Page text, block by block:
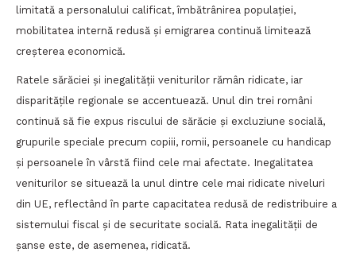
limitată a personalului calificat, îmbătrânirea populației,
mobilitatea internă redusă și emigrarea continuă limitează
creșterea economică.
Ratele sărăciei și inegalității veniturilor rămân ridicate, iar
disparitățile regionale se accentuează. Unul din trei români
continuă să fie expus riscului de sărăcie și excluziune socială,
grupurile speciale precum copiii, romii, persoanele cu handicap
și persoanele în vârstă fiind cele mai afectate. Inegalitatea
veniturilor se situează la unul dintre cele mai ridicate niveluri
din UE, reflectând în parte capacitatea redusă de redistribuire a
sistemului fiscal și de securitate socială. Rata inegalității de
șanse este, de asemenea, ridicată.